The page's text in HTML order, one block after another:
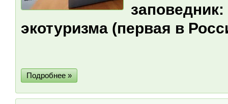
экотуризма (первая в
Подробнее »